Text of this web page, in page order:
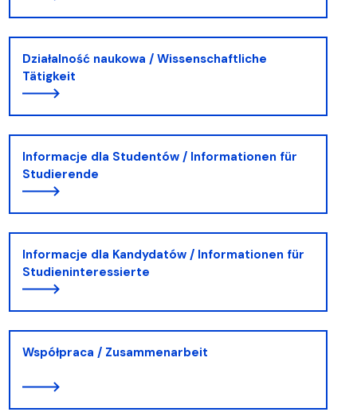
Działalność naukowa / Wissenschaftliche
Tätigkeit
Informacje dla Studentów / Informationen für
Studierende
Informacje dla Kandydatów / Informationen für
Studieninteressierte
Współpraca / Zusammenarbeit